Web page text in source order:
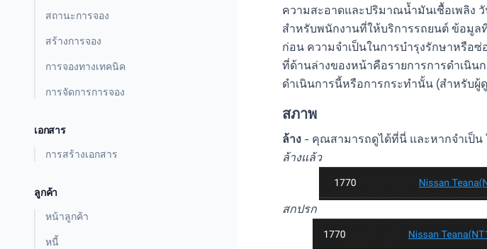
สถานะการจอง
สร้างการจอง
การจองทางเทคนิค
การจัดการการจอง
เอกสาร
การสร้างเอกสาร
ลูกค้า
หน้าลูกค้า
หนี้
ความสะอาดและปริมาณน้ำมันเชื้อเพลิง
สำหรับพนักงานที่ให้บริการรถยนต์ ข้อมูล
ก่อน ความจำเป็นในการบำรุงรักษาหรือซ่
ที่ด้านล่างของหน้าคือรายการการดำเนิ
ดำเนินการนี้หรือการกระทำนั้น (สำหรับผู้
สภาพ
ล้าง - คุณสามารถดูได้ที่นี่ และหากจำเป็น
ล้างแล้ว
สกปรก